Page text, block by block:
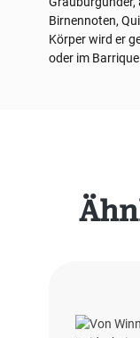
Produktgalerie
Birnennoten,
Körper wird er
oder im